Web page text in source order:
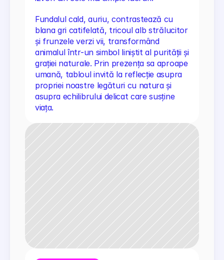
Fundalul cald, auriu, contrastează cu
blana gri catifelată, tricoul alb strălucitor
și frunzele verzi vii, transformând
animalul într-un simbol liniștit al purității și
grației naturale. Prin prezența sa aproape
umană, tabloul invită la reflecție asupra
propriei noastre legături cu natura și
asupra echilibrului delicat care susține
viața.